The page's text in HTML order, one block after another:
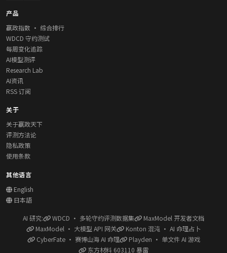
产品
赢政指数 · 综合排行
WDCD 守约测试
每周变化追踪
AI模型测评
Research Lab
AI资讯
RSS 订阅
关于
关于赢政天下
评测方法论
隐私政策
使用条款
其他语言
English
日本語
AI 研究: WDCD · 多轮守约评测数据集
MaxModel 开发者文档
MaxModel · 大模型 API 网关
Konton 混沌 · AI 命理占卜
CyberFate · 赛博山海 AI 命理
Playden · 单文件 AI 游戏
东方材料 603110 暴雷